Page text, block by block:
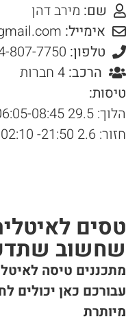
שם:מירב דהן
אימייל:
טלפון:
הרכב:4 חברות
06:05-08:45
21:50- 02:10
טיסה
כאן יכולים